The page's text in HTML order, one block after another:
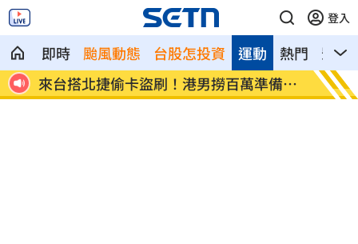
登入
即時 颱風動態 台股怎投資 熱門 影音
運動
來台搭北捷偷卡盜刷！港男撈百萬準備買
房
傳陸